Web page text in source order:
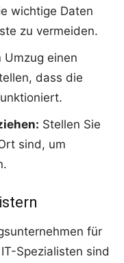
wichtige Daten
zu vermeiden.
Umzug einen
dass die
Stellen Sie
sind, um
für
Spezialisten sind